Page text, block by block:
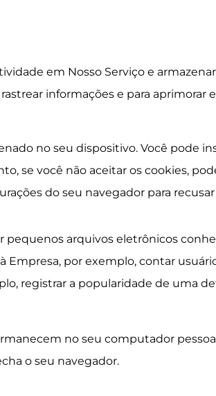
em Nosso Serviço e
informações e para aprimorar e
no seu dispositivo. Você pode
se você não aceitar os cookies,
do seu navegador para
pequenos arquivos eletrônicos
por exemplo, contar
registrar a popularidade de uma
no seu computador
o seu navegador.